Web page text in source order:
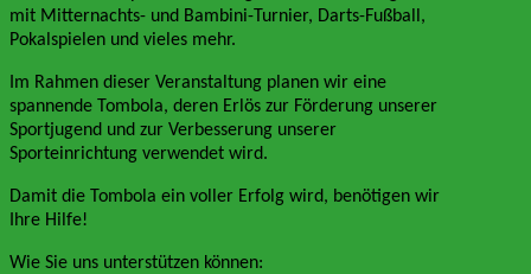
mit Mitternachts- und Bambini-Turnier, Darts-Fußball,
Pokalspielen und vieles mehr.
Im Rahmen dieser Veranstaltung planen wir eine
spannende Tombola, deren Erlös zur Förderung unserer
Sportjugend und zur Verbesserung unserer
Sporteinrichtung verwendet wird.
Damit die Tombola ein voller Erfolg wird, benötigen wir
Ihre Hilfe!
Wie Sie uns unterstützen können: